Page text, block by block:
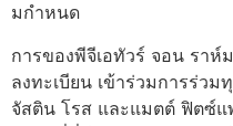
มกําหนด
การของพีจีเอทัวร์ จอน ราห์
ลงทะเบียน เข้าร่วมการร่ว
จัสติน โรส และแมตต์ ฟิตซ์แ